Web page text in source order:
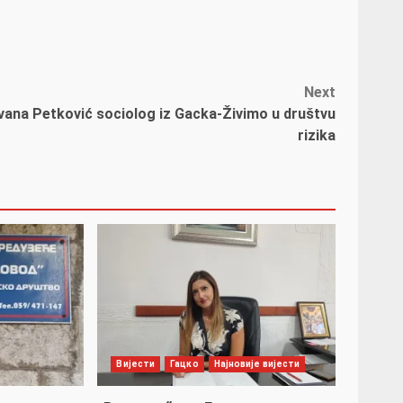
Next
Petković sociolog iz Gacka-Živimo u društvu
rizika
Вијести Гацко Најновије вијести